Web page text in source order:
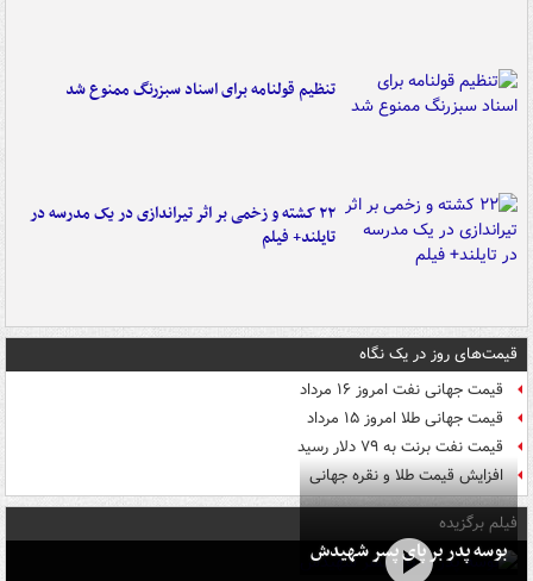
تنظیم قولنامه برای اسناد سبزرنگ ممنوع شد
۲۲ کشته و زخمی بر اثر تیراندازی در یک مدرسه در
تایلند+ فیلم
قیمت‌های روز در یک نگاه
قیمت جهانی نفت امروز ۱۶ مرداد
قیمت جهانی طلا امروز ۱۵ مرداد
قیمت نفت برنت به ۷۹ دلار رسید
افزایش قیمت طلا و نقره جهانی
فیلم برگزیده
بوسه‌ پدر بر پای پسر شهیدش